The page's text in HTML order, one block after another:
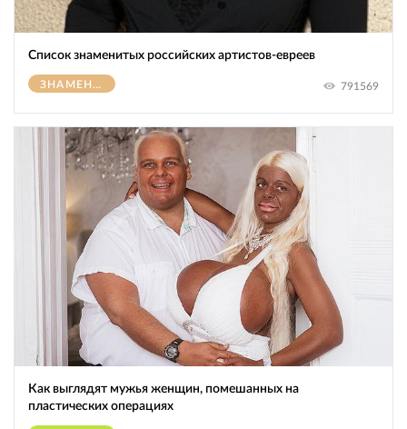
Список знаменитых российских артистов-евреев
ЗНАМЕНИТОСТИ 791569
Как выглядят мужья женщин, помешанных на
пластических операциях